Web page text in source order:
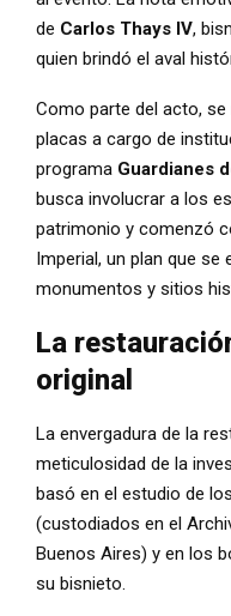
de Carlos Thays IV,
quien brindó el aval
Como parte del acto,
placas a cargo de
programa Guardianes
busca involucrar a los
patrimonio y comenzó
Imperial, un plan que
monumentos y sitios
La
original
La envergadura de la
meticulosidad de la
basó en el estudio de
(custodiados en el
Buenos Aires) y en los
su bisnieto.